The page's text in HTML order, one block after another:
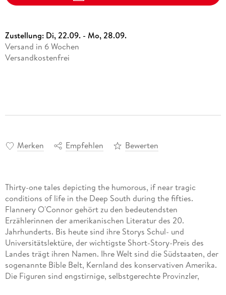
Zustellung: Di, 22.09. - Mo, 28.09.
Versand in 6 Wochen
Versandkostenfrei
Merken Empfehlen Bewerten
Thirty-one tales depicting the humorous, if near tragic
conditions of life in the Deep South during the fifties.
Flannery O'Connor gehört zu den bedeutendsten
Erzählerinnen der amerikanischen Literatur des 20.
Jahrhunderts. Bis heute sind ihre Storys Schul- und
Universitätslektüre, der wichtigste Short-Story-Preis des
Landes trägt ihren Namen. Ihre Welt sind die Südstaaten, der
sogenannte Bible Belt, Kernland des konservativen Amerika.
Die Figuren sind engstirnige, selbstgerechte Provinzler,